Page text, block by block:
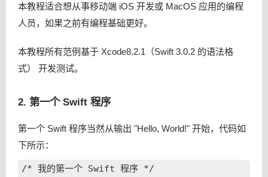
本教程适合想从事移动端 iOS 开发或 MacOS 应用的编程
人员，如果之前有编程基础更好。
本教程所有范例基于 Xcode8.2.1（Swift 3.0.2 的语法格
式） 开发测试。
2. 第一个 Swift 程序
第一个 Swift 程序当然从输出 "Hello, World!" 开始，代码如
下所示：
/* 我的第一个 Swift 程序 */